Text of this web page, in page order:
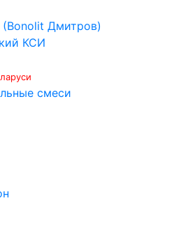
(Bonolit Дмитров)
КСИ
смеси